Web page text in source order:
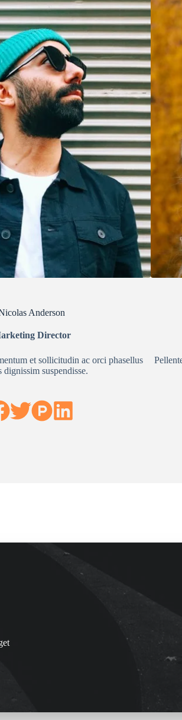
Anderson
Director
et sollicitudin ac orci phasellus
dignissim suspendisse.